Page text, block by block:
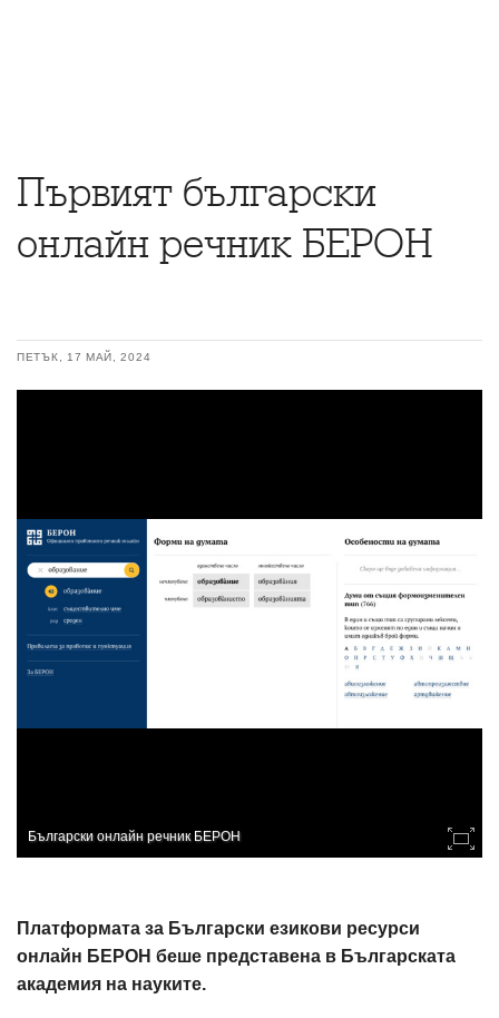
Първият български
онлайн речник БЕРОН
ПЕТЪК, 17 МАЙ, 2024
Български онлайн речник БЕРОН
Платформата за Български езикови ресурси
онлайн БЕРОН беше представена в Българската
академия на науките.